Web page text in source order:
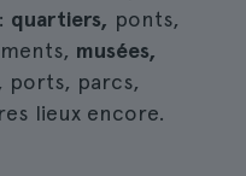
: quartiers, ponts,
musées,
ports, parcs,
lieux encore.